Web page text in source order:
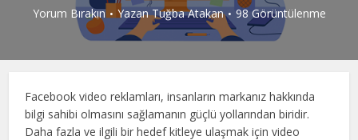
Yorum Bırakın YazanTuğba Atakan 98 Görüntülenme
Facebook video reklamları, insanların markanız hakkında
bilgi sahibi olmasını sağlamanın güçlü yollarından biridir.
Daha fazla ve ilgili bir hedef kitleye ulaşmak için video